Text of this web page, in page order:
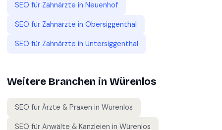
SEO für Zahnärzte in Neuenhof
SEO für Zahnärzte in Obersiggenthal
SEO für Zahnärzte in Untersiggenthal
Weitere Branchen in Würenlos
SEO für Ärzte & Praxen in Würenlos
SEO für Anwälte & Kanzleien in Würenlos